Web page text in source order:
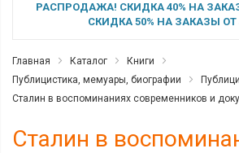
РАСПРОДАЖА! СКИДКА 40% НА
СКИДКА 50% НА ЗАКАЗЫ ОТ
Главная Каталог
Книги
Публицистика, мемуары, биографии
Сталин в воспоминаниях современников и
Сталин в